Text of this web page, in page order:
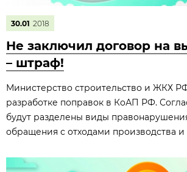
30.01 2018
Не заключил договор на
– штраф!
Министерство строительство и ЖКХ
разработке поправок в КоАП РФ.
будут разделены виды
обращения с отходами производства